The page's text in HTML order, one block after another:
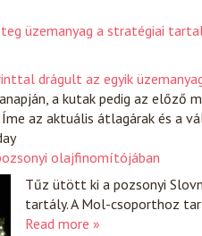
üzemanyag a stratégiai
drágult az egyik
a kutak pedig az előző
az aktuális átlagárak és a
olajfinomítójában
Tűz ütött ki a pozsonyi
tartály. A Mol-csoporthoz
Read more »